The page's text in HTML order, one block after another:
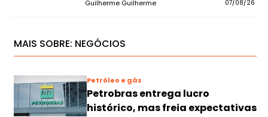
Guilherme Guilherme 07/08/26
MAIS SOBRE: NEGÓCIOS
Petróleo e gás
Petrobras entrega lucro
histórico, mas freia expectativas